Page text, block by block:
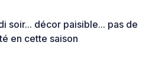
soir... décor paisible... pas de
en cette saison